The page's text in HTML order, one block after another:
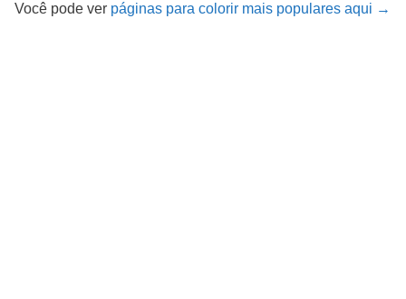
Você pode ver páginas para colorir mais populares aqui →